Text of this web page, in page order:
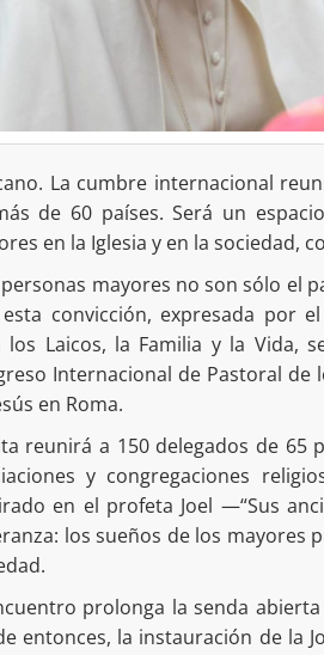
La cumbre internacional
de 60 países. Será un
en la Iglesia y en la sociedad,
personas mayores no son sólo el
esta convicción, expresada por
los Laicos, la Familia y la Vida,
Internacional de Pastoral de
en Roma.
reunirá a 150 delegados de 65
y congregaciones
en el profeta Joel —“Sus
los sueños de los mayores
prolonga la senda
entonces, la instauración de la